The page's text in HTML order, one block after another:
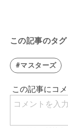
この記事のタグ
#マスターズ